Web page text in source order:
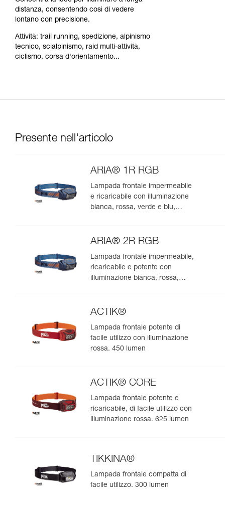
distanza, consentendo così di vedere
lontano con precisione.
Attività: trail running, spedizione, alpinismo
tecnico, scialpinismo, raid multi-attività,
ciclismo, corsa d'orientamento...
Presente nell'articolo
ARIA® 1R RGB
Lampada frontale impermeabile
e ricaricabile con illuminazione
bianca, rossa, verde e blu,
ARIA® 2R RGB
Lampada frontale impermeabile,
ricaricabile e potente con
illuminazione bianca, rossa,
lumen
ACTIK®
Lampada frontale potente di
facile utilizzo con illuminazione
rossa. 450 lumen
ACTIK® CORE
Lampada frontale potente e
ricaricabile, di facile utilizzo con
illuminazione rossa. 625 lumen
TIKKINA®
Lampada frontale compatta di
facile utilizzo. 300 lumen